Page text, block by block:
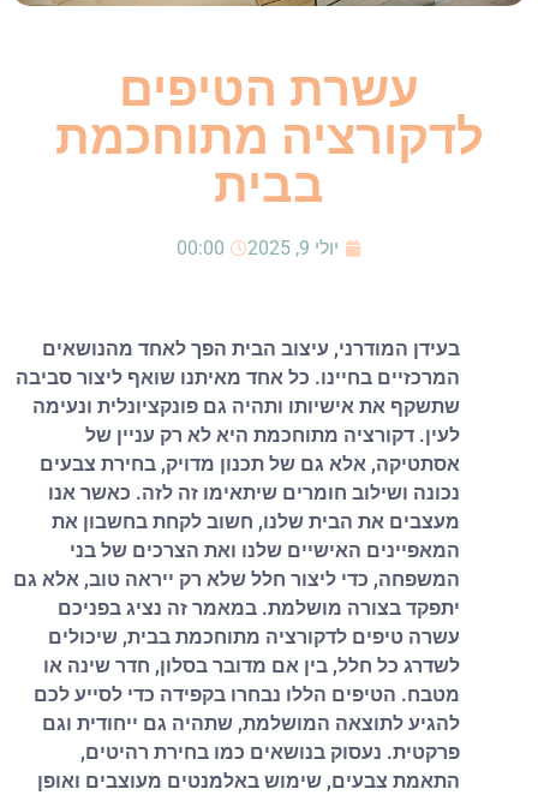
עשרת הטיפים
לדקורציה מתוחכמת
בבית
יולי 9, 2025 00:00
בעידן המודרני, עיצוב הבית הפך לאחד מהנושאים
המרכזיים בחיינו. כל אחד מאיתנו שואף ליצור סביבה
שתשקף את אישיותו ותהיה גם פונקציונלית ונעימה
לעין. דקורציה מתוחכמת היא לא רק עניין של
אסתטיקה, אלא גם של תכנון מדויק, בחירת צבעים
נכונה ושילוב חומרים שיתאימו זה לזה. כאשר אנו
מעצבים את הבית שלנו, חשוב לקחת בחשבון את
המאפיינים האישיים שלנו ואת הצרכים של בני
המשפחה, כדי ליצור חלל שלא רק ייראה טוב, אלא גם
יתפקד בצורה מושלמת. במאמר זה נציג בפניכם
עשרה טיפים לדקורציה מתוחכמת בבית, שיכולים
לשדרג כל חלל, בין אם מדובר בסלון, חדר שינה או
מטבח. הטיפים הללו נבחרו בקפידה כדי לסייע לכם
להגיע לתוצאה המושלמת, שתהיה גם ייחודית וגם
פרקטית. נעסוק בנושאים כמו בחירת רהיטים,
התאמת צבעים, שימוש באלמנטים מעוצבים ואופן